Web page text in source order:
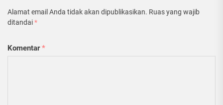
Alamat email Anda tidak akan dipublikasikan. Ruas yang wajib
ditandai*
Komentar*